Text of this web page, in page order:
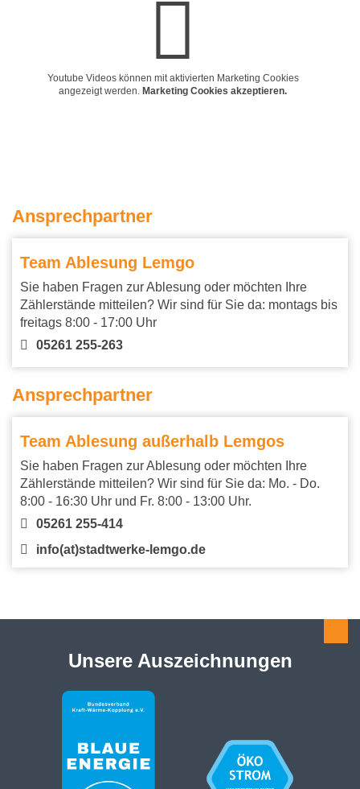
Youtube Videos können mit aktivierten Marketing Cookies
angezeigt werden. Marketing Cookies akzeptieren.
Ansprechpartner
Team Ablesung Lemgo
Sie haben Fragen zur Ablesung oder möchten Ihre
Zählerstände mitteilen? Wir sind für Sie da: montags bis
freitags 8:00 - 17:00 Uhr
05261 255-263
Ansprechpartner
Team Ablesung außerhalb Lemgos
Sie haben Fragen zur Ablesung oder möchten Ihre
Zählerstände mitteilen? Wir sind für Sie da: Mo. - Do.
8:00 - 16:30 Uhr und Fr. 8:00 - 13:00 Uhr.
05261 255-414
info(at)stadtwerke-lemgo.de
Unsere Auszeichnungen